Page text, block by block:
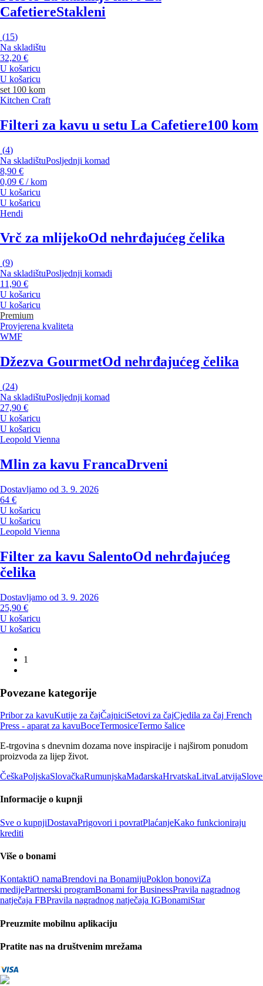
CafetiereStakleni
(15)
Na skladištu
32,20 €
U košaricu
U košaricu
set 100 kom
Kitchen Craft
Filteri za kavu u setu La Cafetiere100 kom
(4)
Na skladištuPosljednji komad
8,90 €
0,09 € / kom
U košaricu
U košaricu
Hendi
Vrč za mlijekoOd nehrđajućeg čelika
(9)
Na skladištuPosljednji komadi
11,90 €
U košaricu
U košaricu
Premium
Provjerena kvaliteta
WMF
Džezva GourmetOd nehrđajućeg čelika
(24)
Na skladištuPosljednji komad
27,90 €
U košaricu
U košaricu
Leopold Vienna
Mlin za kavu FrancaDrveni
Dostavljamo od 3. 9. 2026
64 €
U košaricu
U košaricu
Leopold Vienna
Filter za kavu SalentoOd nehrđajućeg
čelika
Dostavljamo od 3. 9. 2026
25,90 €
U košaricu
U košaricu
1
Povezane kategorije
Pribor za kavuKutije za čajČajniciSetovi za čajCjedila za čaj French
Press - aparat za kavuBoceTermosiceTermo šalice
E-trgovina s dnevnim dozama nove inspiracije i najširom ponudom
proizvoda za lijep život.
ČeškaPoljskaSlovačkaRumunjskaMađarskaHrvatskaLitvaLatvija
Informacije o kupnji
Sve o kupnjiDostavaPrigovori i povratPlaćanjeKako funkcioniraju
krediti
Više o bonami
KontaktiO namaBrendovi na BonamijuPoklon bonoviZa
medijePartnerski programBonami for BusinessPravila nagradnog
natječaja FBPravila nagradnog natječaja IGBonamiStar
Preuzmite mobilnu aplikaciju
Pratite nas na društvenim mrežama